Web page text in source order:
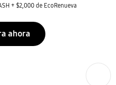
+ $2,000 de EcoRenueva
ahora